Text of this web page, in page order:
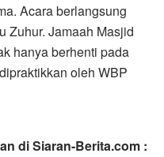
Acara berlangsung
Zuhur. Jamaah Masjid
hanya berhenti pada
oleh WBP
di Siaran-Berita.com :